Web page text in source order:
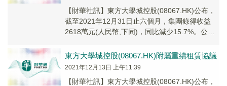
【財華社訊】東方大學城控股(08067.HK)公布，
截至2021年12月31日止六個月，集團錄得收益
2618萬元(人民幣,下同)，同比減少15.7%。公司
東方大學城控股(08067.HK)附屬重續租賃協議
2021年12月13日 上午11:39
【財華社訊】東方大學城控股(08067.HK)公布，